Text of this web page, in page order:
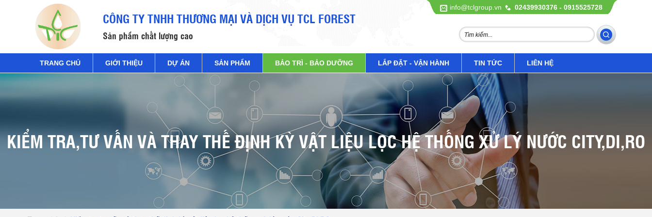
CÔNG TY TNHH THƯƠNG MẠI VÀ DỊCH VỤ TCL FOREST
Sản phẩm chất lượng cao
info@tclgroup.vn 02439930376 - 0915525728
TRANG CHỦ GIỚI THIỆU DỰ ÁN SẢN PHẨM BẢO TRÌ - BẢO DƯỠNG LẮP ĐẶT - VẬN HÀNH TIN TỨC LIÊN HỆ
KIỂM TRA,TƯ VẤN VÀ THAY THẾ ĐỊNH KỲ VẬT LIỆU LỌC HỆ THỐNG XỬ LÝ NƯỚC CITY,DI,RO